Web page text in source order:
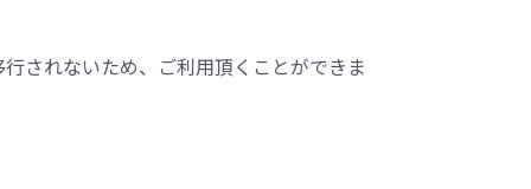
されないため、ご利用頂くことができま